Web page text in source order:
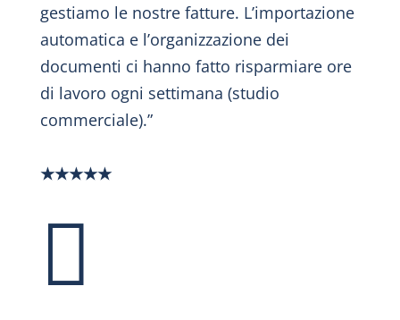
gestiamo le nostre fatture. L’importazione
automatica e l’organizzazione dei
documenti ci hanno fatto risparmiare ore
di lavoro ogni settimana (studio
commerciale).”
★★★★★
